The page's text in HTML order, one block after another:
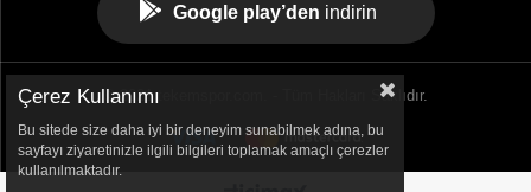
Google play’den indirin
© 2021 tekemspor.com. - Tüm Hakları Saklıdır.
Çerez Kullanımı
Bu sitede size daha iyi bir deneyim sunabilmek adına, bu
sayfayı ziyaretinizle ilgili bilgileri toplamak amaçlı çerezler
kullanılmaktadır.